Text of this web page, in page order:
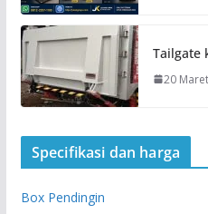
Tailgate
20
Specifikasi dan harga
Box Pendingin